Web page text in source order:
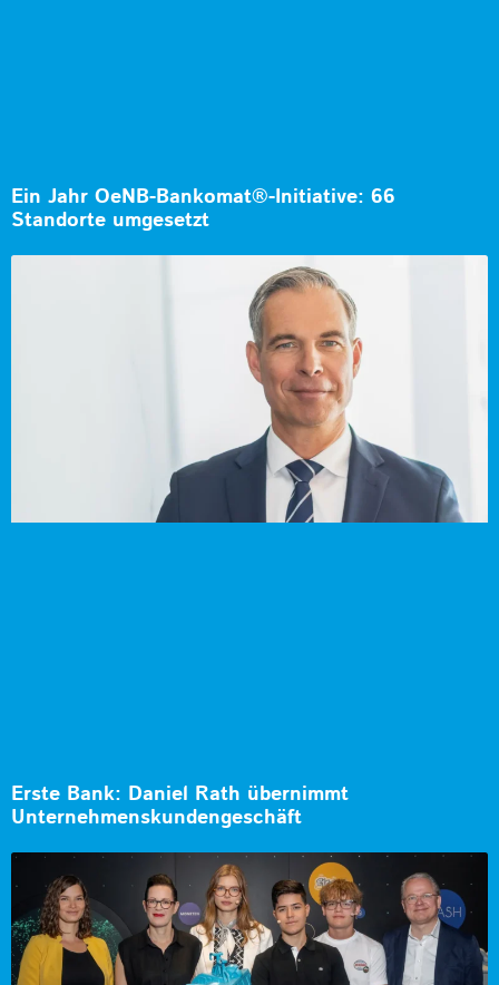
Ein Jahr OeNB-Bankomat®-Initiative: 66
Standorte umgesetzt
Erste Bank: Daniel Rath übernimmt
Unternehmenskundengeschäft